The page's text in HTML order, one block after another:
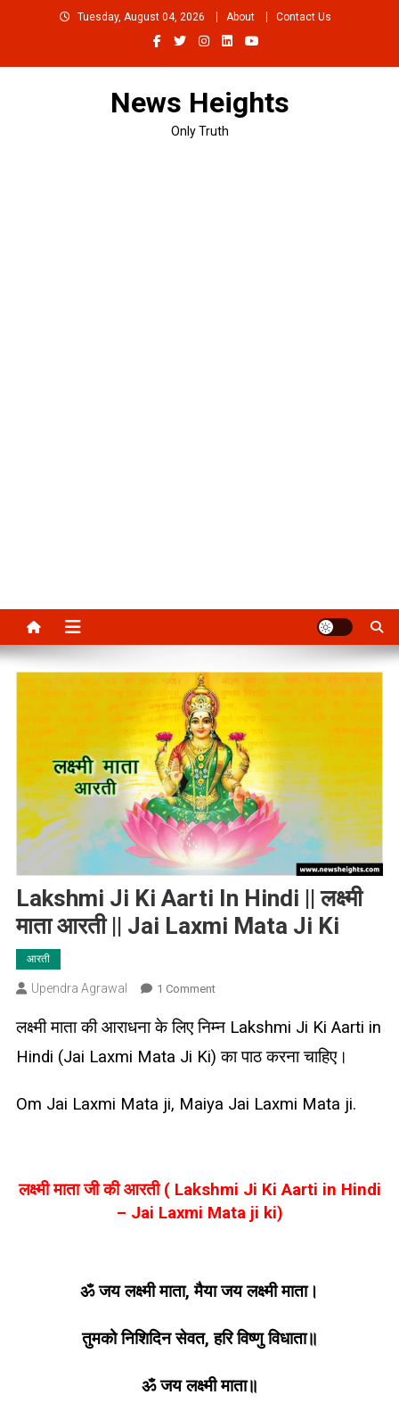
Tuesday, August 04, 2026 About Contact Us
News Heights
Only Truth
Lakshmi Ji Ki Aarti In Hindi || लक्ष्मी
माता आरती || Jai Laxmi Mata Ji Ki
आरती
Upendra Agrawal 1 CommentOn
Ji
Ki
Hindi
आरती
||
Ji
लक्ष्मी माता की आराधना के लिए निम्न Lakshmi Ji Ki Aarti in
Hindi (Jai Laxmi Mata Ji Ki) का पाठ करना चाहिए।
Om Jai Laxmi Mata ji, Maiya Jai Laxmi Mata ji.
लक्ष्मी माता जी की आरती ( Lakshmi Ji Ki Aarti in Hindi
– Jai Laxmi Mata ji ki)
ॐ जय लक्ष्मी माता, मैया जय लक्ष्मी माता।
तुमको निशिदिन सेवत, हरि विष्णु विधाता॥
ॐ जय लक्ष्मी माता॥